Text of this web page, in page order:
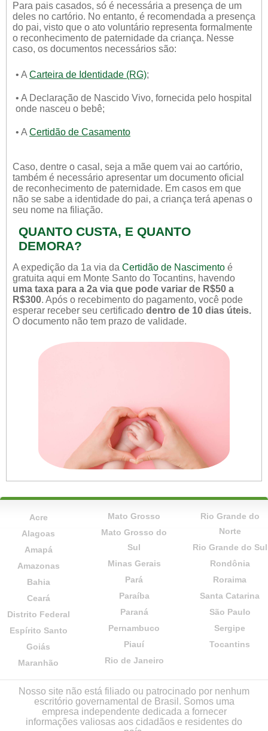
Para pais casados, só é necessária a presença de um
deles no cartório. No entanto, é recomendada a presença
do pai, visto que o ato voluntário representa formalmente
o reconhecimento de paternidade da criança. Nesse
caso, os documentos necessários são:
• A Carteira de Identidade (RG);
• A Declaração de Nascido Vivo, fornecida pelo hospital
onde nasceu o bebê;
• A Certidão de Casamento
Caso, dentre o casal, seja a mãe quem vai ao cartório,
também é necessário apresentar um documento oficial
de reconhecimento de paternidade. Em casos em que
não se sabe a identidade do pai, a criança terá apenas o
seu nome na filiação.
QUANTO CUSTA, E QUANTO
DEMORA?
A expedição da 1a via da Certidão de Nascimento é
gratuita aqui em Monte Santo do Tocantins, havendo
uma taxa para a 2a via que pode variar de R$50 a
R$300. Após o recebimento do pagamento, você pode
esperar receber seu certificado dentro de 10 dias úteis.
O documento não tem prazo de validade.
Acre
Alagoas
Amapá
Amazonas
Bahia
Ceará
Distrito Federal
Espírito Santo
Goiás
Maranhão
Mato Grosso
Mato Grosso do
Sul
Minas Gerais
Pará
Paraíba
Paraná
Pernambuco
Piauí
Rio de Janeiro
Rio Grande do
Norte
Rio Grande do Sul
Rondônia
Roraima
Santa Catarina
São Paulo
Sergipe
Tocantins
Nosso site não está filiado ou patrocinado por nenhum
escritório governamental de Brasil. Somos uma
empresa independente dedicada a fornecer
informações valiosas aos cidadãos e residentes do